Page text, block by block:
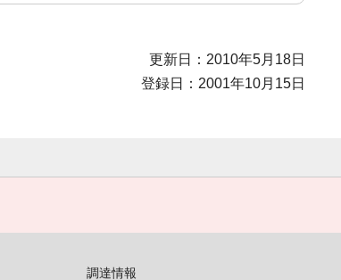
更新日：2010年5月18日
登録日：2001年10月15日
調達情報